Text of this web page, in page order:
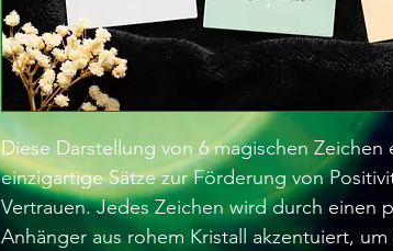
Diese Darstellung von 6 magischen Zeichen
einzigartige Sätze zur Förderung von
Vertrauen. Jedes Zeichen wird durch einen
Anhänger aus rohem Kristall akzentuiert,